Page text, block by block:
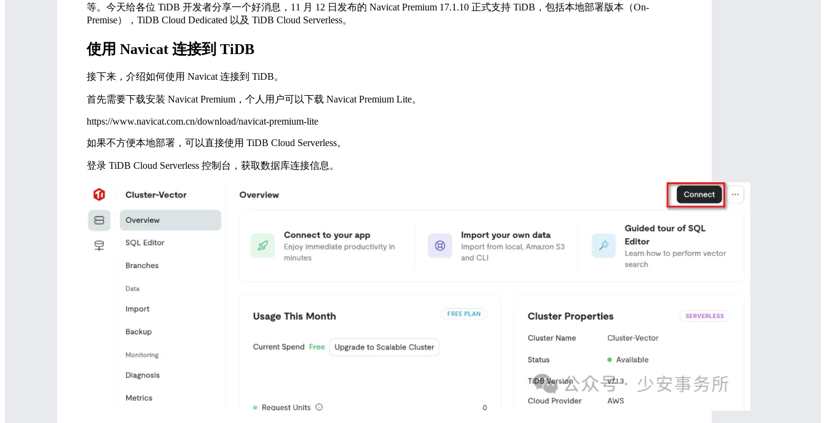
等。今天给各位 TiDB 开发者分享一个好消息，11 月 12 日发布的 Navicat Premium 17.1.10 正式支持 TiDB，包括本地部署版本（On-
Premise），TiDB Cloud Dedicated 以及 TiDB Cloud Serverless。
使用 Navicat 连接到 TiDB
接下来，介绍如何使用 Navicat 连接到 TiDB。
首先需要下载安装 Navicat Premium，个人用户可以下载 Navicat Premium Lite。
https://www.navicat.com.cn/download/navicat-premium-lite
如果不方便本地部署，可以直接使用 TiDB Cloud Serverless。
登录 TiDB Cloud Serverless 控制台，获取数据库连接信息。